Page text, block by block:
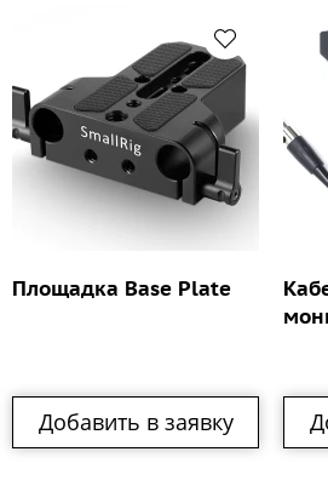
Площадка Base Plate
Добавить в заявку